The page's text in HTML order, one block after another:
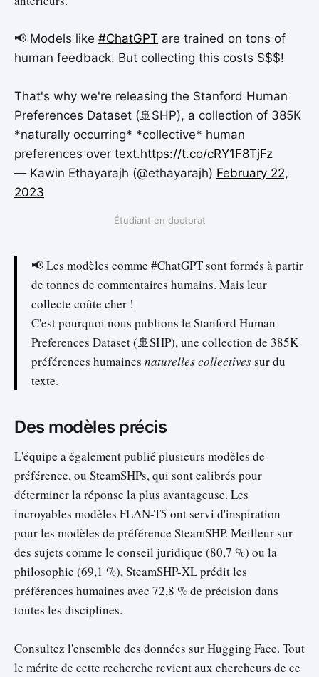
📢 Models like #ChatGPT are trained on tons of
human feedback. But collecting this costs $$$!
That's why we're releasing the Stanford Human
Preferences Dataset (🚢SHP), a collection of 385K
*naturally occurring* *collective* human
preferences over text.https://t.co/cRY1F8TjFz
— Kawin Ethayarajh (@ethayarajh) February 22,
2023
Étudiant en doctorat
📢 Les modèles comme #ChatGPT sont formés à partir
de tonnes de commentaires humains. Mais leur
collecte coûte cher !
C'est pourquoi nous publions le Stanford Human
Preferences Dataset (🚢SHP), une collection de 385K
préférences humaines naturellescollectivessur du
texte.
Des modèles précis
L'équipe a également publié plusieurs modèles de
préférence, ou SteamSHPs, qui sont calibrés pour
déterminer la réponse la plus avantageuse. Les
incroyables modèles FLAN-T5 ont servi d'inspiration
pour les modèles de préférence SteamSHP. Meilleur sur
des sujets comme le conseil juridique (80,7 %) ou la
philosophie (69,1 %), SteamSHP-XL prédit les
préférences humaines avec 72,8 % de précision dans
toutes les disciplines.
Consultez l'ensemble des données sur Hugging Face. Tout
le mérite de cette recherche revient aux chercheurs de ce